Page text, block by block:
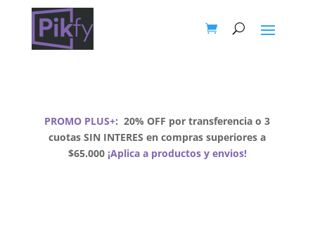
PROMO PLUS+:20% OFF por transferencia o 3
cuotas SIN INTERES en compras superiores a
$65.000¡Aplica a productos y envios!